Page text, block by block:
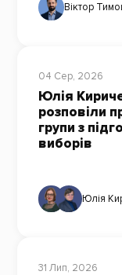
Віктор
04 Сер, 2026
Юлія
розповіли
групи з
виборів
Юлія
31 Лип, 2026